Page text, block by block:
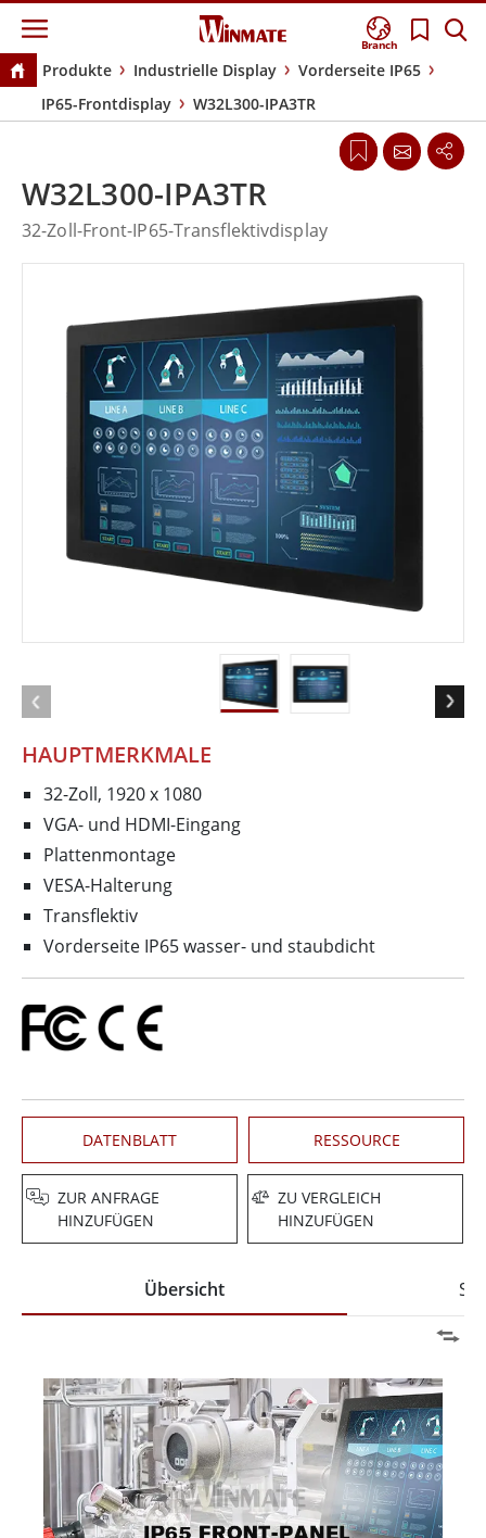
Branch
Produkte Industrielle Display
Vorderseite IP65
IP65-Frontdisplay
W32L300-IPA3TR
HAUPTMERKMALE
32-Zoll, 1920 x 1080
VGA- und HDMI-Eingang
Plattenmontage
VESA-Halterung
Transflektiv
Vorderseite IP65 wasser- und staubdicht
DATENBLATT RESSOURCE
ZUR ANFRAGE
HINZUFÜGEN
ZU VERGLEICH
HINZUFÜGEN
W32L300-IPA3TR
32-Zoll-Front-IP65-Transflektivdisplay
Übersicht